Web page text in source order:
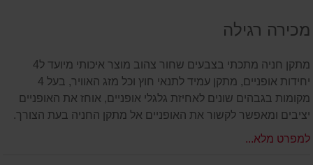
מכירה רגילה
מתקן חניה מתכתי בצבעים שחור צהוב מוצר איכותי מיועד ל4
יחידות אופניים, מתקן עמיד לתנאי חוץ וכל מזג האוויר, בעל 4
מקומות בגבהים שונים לאחיזת גלגלי אופניים, אוחז את האופניים
יציבים ומאפשר לקשור את האופניים אל מתקן החניה בעת הצורך.
למפרט מלא...